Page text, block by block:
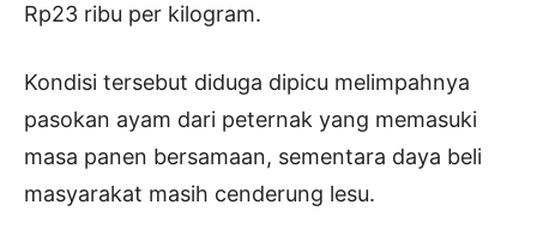
Rp23 ribu per kilogram.
Kondisi tersebut diduga dipicu melimpahnya
pasokan ayam dari peternak yang memasuki
masa panen bersamaan, sementara daya beli
masyarakat masih cenderung lesu.